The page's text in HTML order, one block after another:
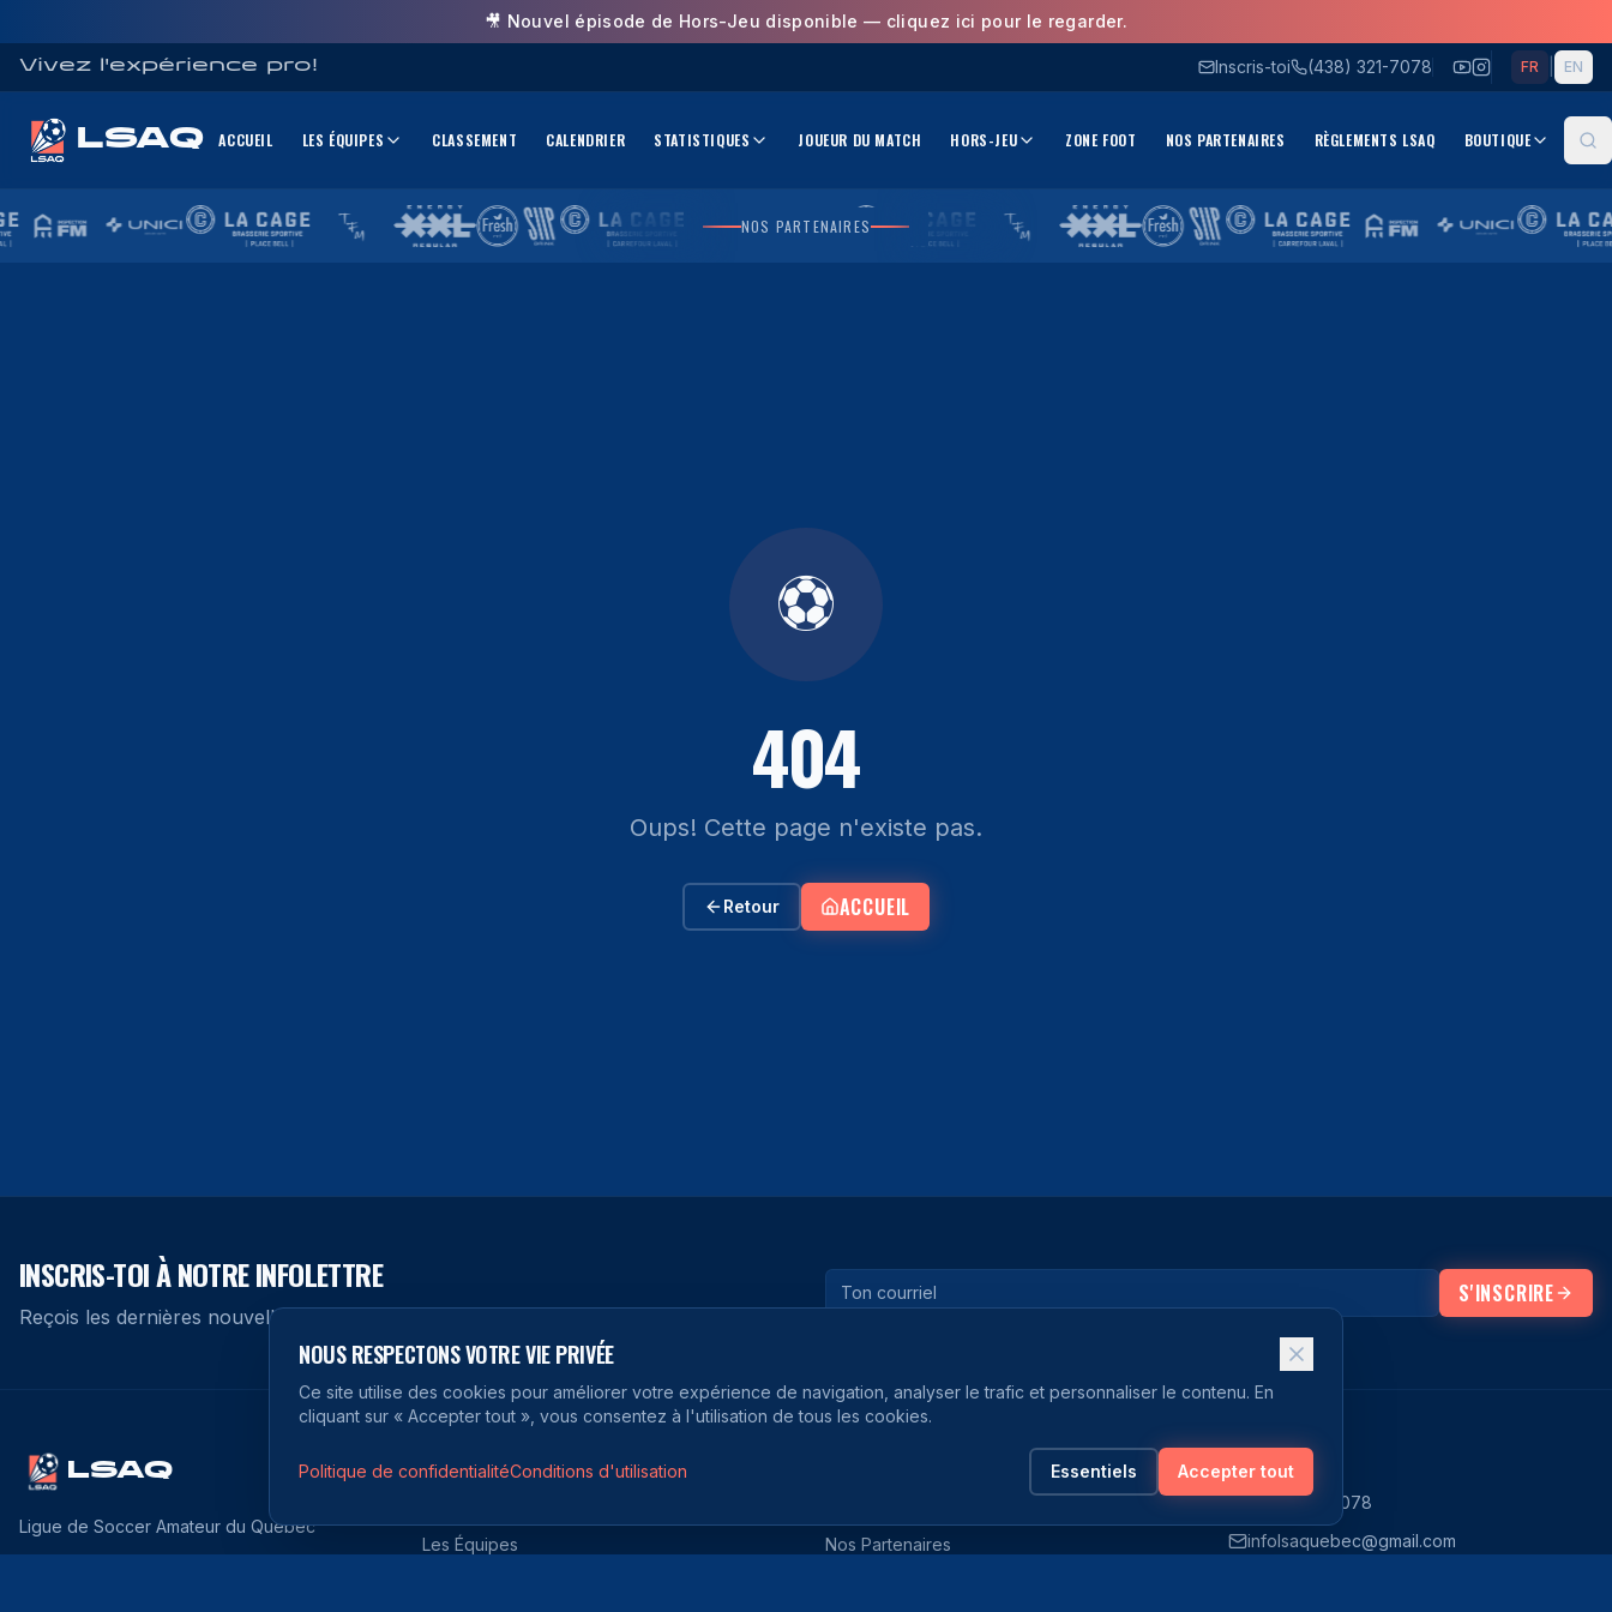
🎥 Nouvel épisode de Hors-Jeu disponible — cliquez ici pour le regarder.
Vivez l'expérience pro! Inscris-toi (438) 321-7078 FR EN
LSAQ ACCUEIL LES ÉQUIPES CLASSEMENT CALENDRIER STATISTIQUES JOUEUR DU MATCH HORS-JEU ZONE FOOT NOS PARTENAIRES RÈGLEMENTS LSAQ BOUTIQUE
NOS PARTENAIRES
⚽
404
Oups! Cette page n'existe pas.
Retour ACCUEIL
INSCRIS-TOI À NOTRE INFOLETTRE
Reçois les dernières nouvelles, résultats et offres exclusives.
S'INSCRIRE
LSAQ
Ligue de Soccer Amateur du Québec
NAVIGATION
Les Équipes
Nos Partenaires
NOUS JOINDRE
(438) 321-7078
infolsaquebec@gmail.com
NOUS RESPECTONS VOTRE VIE PRIVÉE
Ce site utilise des cookies pour améliorer votre expérience de navigation, analyser le trafic et personnaliser le contenu. En
cliquant sur « Accepter tout », vous consentez à l'utilisation de tous les cookies.
Politique de confidentialitéConditions d'utilisation Essentiels Accepter tout